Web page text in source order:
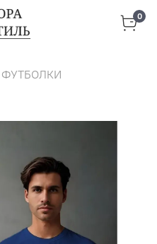
0
ФУТБОЛКИ